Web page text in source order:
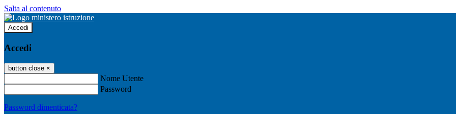
Salta al contenuto
Accedi
Accedi
button close ×
Nome Utente
Password
Password dimenticata?